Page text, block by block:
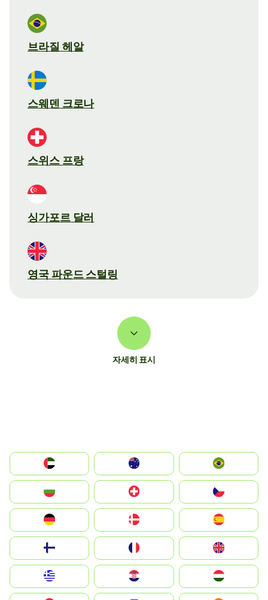
브라질 헤알
스웨덴 크로나
스위스 프랑
싱가포르 달러
영국 파운드 스털링
자세히 표시
الإمارات العربية المتحدة
Switzerland
Deutschland
United Kingdom
Magyarország